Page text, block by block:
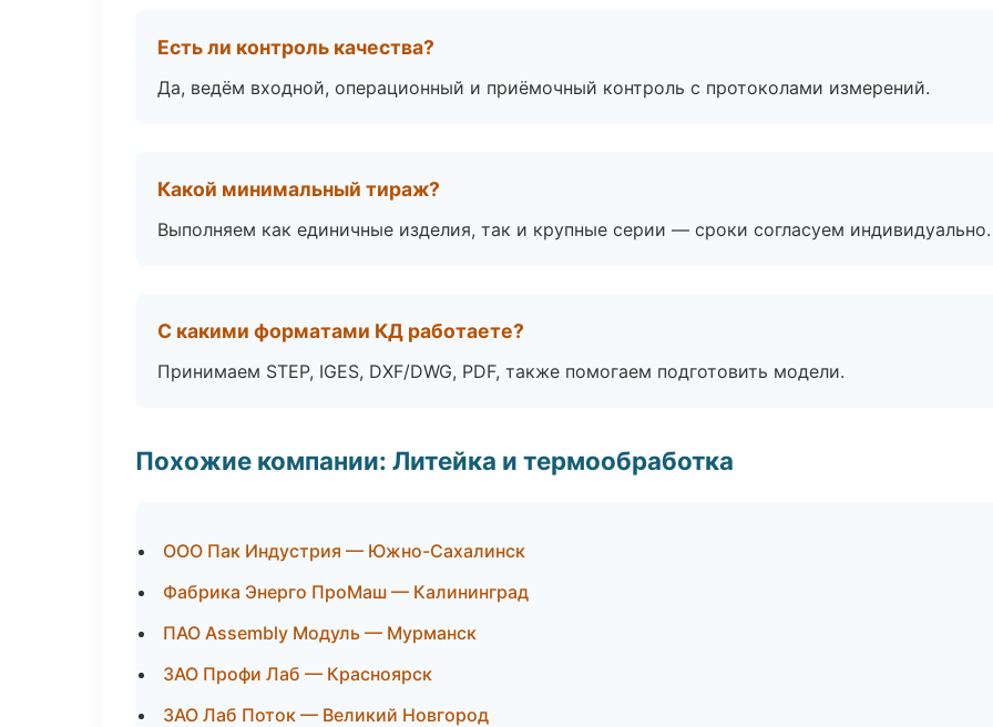
Есть ли контроль качества?
Да, ведём входной, операционный и приёмочный контроль с протоколами измерений.
Какой минимальный тираж?
Выполняем как единичные изделия, так и крупные серии — сроки согласуем индивидуально.
С какими форматами КД работаете?
Принимаем STEP, IGES, DXF/DWG, PDF, также помогаем подготовить модели.
Похожие компании: Литейка и термообработка
ООО Пак Индустрия — Южно-Сахалинск
Фабрика Энерго ПроМаш — Калининград
ПАО Assembly Модуль — Мурманск
ЗАО Профи Лаб — Красноярск
ЗАО Лаб Поток — Великий Новгород